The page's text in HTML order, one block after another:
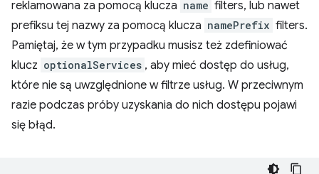
reklamowana za pomocą klucza name filters, lub nawet
prefiksu tej nazwy za pomocą klucza namePrefix filters.
Pamiętaj, że w tym przypadku musisz też zdefiniować
klucz optionalServices , aby mieć dostęp do usług,
które nie są uwzględnione w filtrze usług. W przeciwnym
razie podczas próby uzyskania do nich dostępu pojawi
się błąd.